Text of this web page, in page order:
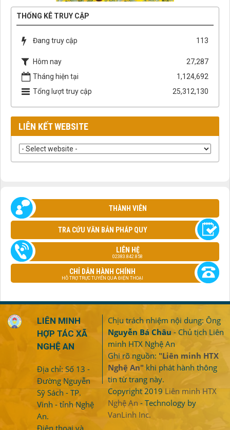
THỐNG KÊ TRUY CẬP
Đang truy cập 113
Hôm nay
27,287
Tháng hiện tại
1,124,692
Tổng lượt truy cập
25,312,130
LIÊN KẾT WEBSITE
THÀNH VIÊN
TRA CỨU VĂN BẢN PHÁP QUY
LIÊN HỆ
02383.842.858
CHỈ DẪN HÀNH CHÍNH
HỖ TRỢ TRỰC TUYẾN QUA ĐIỆN THOẠI
LIÊN MINH
HỢP TÁC XÃ
NGHỆ AN
Địa chỉ: Số 13 -
Đường Nguyễn
Sỹ Sách - TP.
Vinh - tỉnh Nghệ
An.
Điện thoại và
Chịu trách nhiệm nội dung: Ông
Nguyễn Bá Châu - Chủ tịch Liên
minh HTX Nghệ An
Ghi rõ nguồn: "Liên minh HTX
Nghệ An" khi phát hành thông
tin từ trang này.
Copyright 2019 Liên minh HTX
Nghệ An - Technology by
VanLinh Inc.